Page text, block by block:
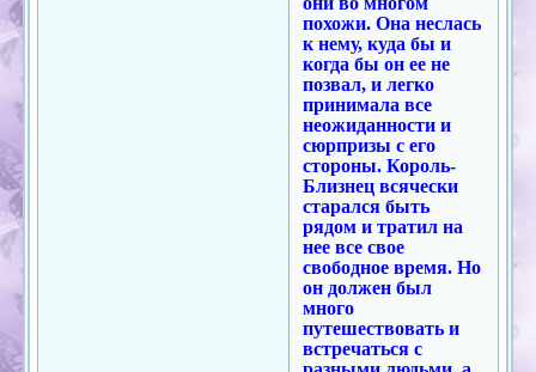
похожи. Она неслась
к нему, куда бы и
когда бы он ее не
позвал, и легко
принимала все
неожиданности и
сюрпризы с его
стороны. Король-
Близнец всячески
старался быть
рядом и тратил на
нее все свое
свободное время. Но
он должен был
много
путешествовать и
встречаться с